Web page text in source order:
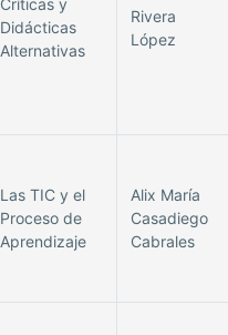
Críticas y
Didácticas
Alternativas
Rivera
López
Las TIC y el
Proceso de
Aprendizaje
Alix María
Casadiego
Cabrales